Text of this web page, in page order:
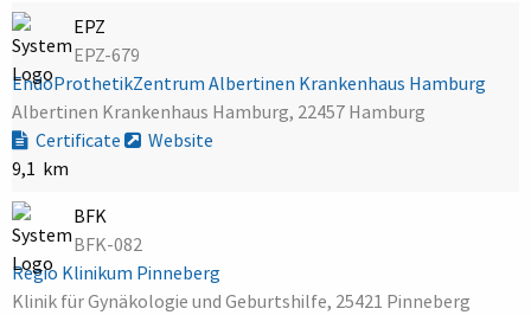
EPZ
EPZ-679
EndoProthetikZentrum Albertinen Krankenhaus Hamburg
Albertinen Krankenhaus Hamburg, 22457 Hamburg
Certificate
Website
9,1 km
BFK
BFK-082
Regio Klinikum Pinneberg
Klinik für Gynäkologie und Geburtshilfe, 25421 Pinneberg